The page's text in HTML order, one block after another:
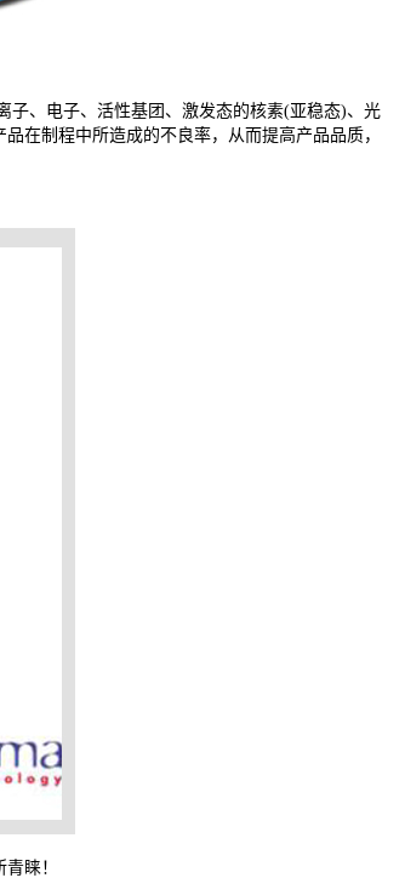
子、电子、活性基团、激发态的核素(亚稳态)、光
在制程中所造成的不良率，从而提高产品品质，
睐！